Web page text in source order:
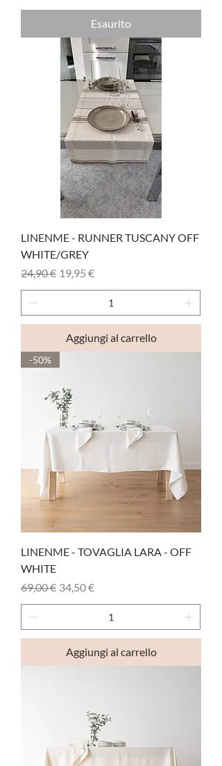
Esaurito
LINENME - RUNNER TUSCANY OFF
WHITE/GREY
Prezzo regolare
24,90 € Prezzo scontato
19,95 €
Aggiungi al carrello
-50%
LINENME - TOVAGLIA LARA - OFF
WHITE
Prezzo regolare
69,00 € Prezzo scontato
34,50 €
Aggiungi al carrello